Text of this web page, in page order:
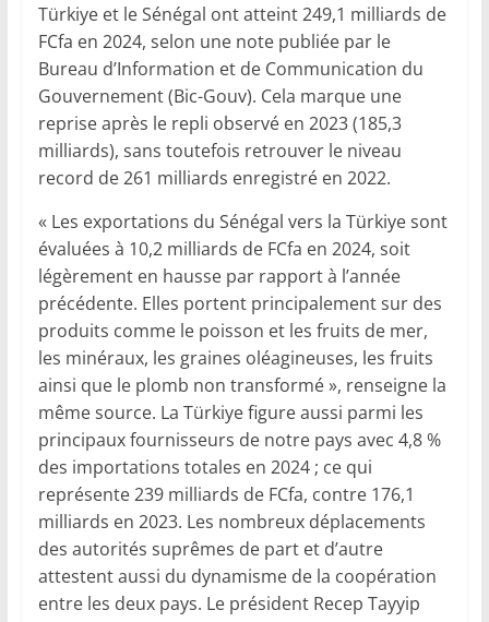
Türkiye et le Sénégal ont atteint 249,1 milliards de
FCfa en 2024, selon une note publiée par le
Bureau d’Information et de Communication du
Gouvernement (Bic-Gouv). Cela marque une
reprise après le repli observé en 2023 (185,3
milliards), sans toutefois retrouver le niveau
record de 261 milliards enregistré en 2022.
« Les exportations du Sénégal vers la Türkiye sont
évaluées à 10,2 milliards de FCfa en 2024, soit
légèrement en hausse par rapport à l’année
précédente. Elles portent principalement sur des
produits comme le poisson et les fruits de mer,
les minéraux, les graines oléagineuses, les fruits
ainsi que le plomb non transformé », renseigne la
même source. La Türkiye figure aussi parmi les
principaux fournisseurs de notre pays avec 4,8 %
des importations totales en 2024 ; ce qui
représente 239 milliards de FCfa, contre 176,1
milliards en 2023. Les nombreux déplacements
des autorités suprêmes de part et d’autre
attestent aussi du dynamisme de la coopération
entre les deux pays. Le président Recep Tayyip